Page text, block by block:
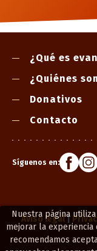
Nuestra página
mejorar la experiencia
recomendamos
¿Qué es
¿Quiénes
Donativos
Contacto
Síguenos en:
Aviso legal|